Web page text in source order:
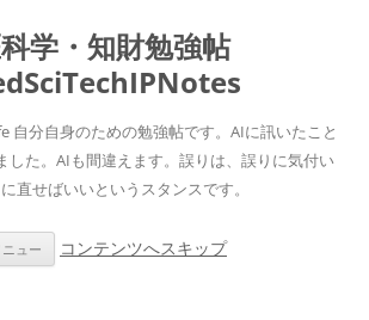
学・知財勉強帖
自分自身のための勉強帖です。AIに訊いたこと
した。AIも間違えます。誤りは、誤りに気付い
直せばいいというスタンスです。
ニュー コンテンツへスキップ